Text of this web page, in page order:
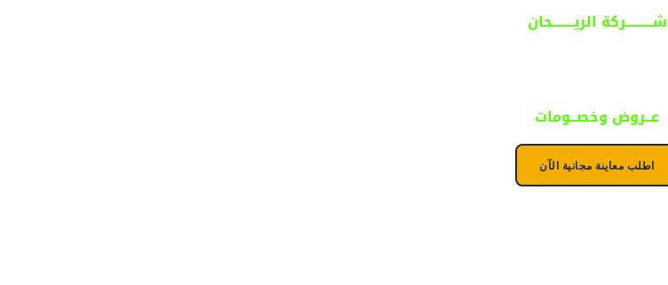
شــــــــــركة الريــــــــحان
عــروض وخصــومات
اطلب معاينة مجانية الآن